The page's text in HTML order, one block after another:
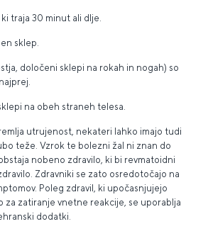
traja 30 minut ali dlje.
sklep.
določeni sklepi na rokah in nogah) so
na obeh straneh telesa.
utrujenost, nekateri lahko imajo tudi
teže. Vzrok te bolezni žal ni znan do
nobeno zdravilo, ki bi revmatoidni
Zdravniki se zato osredotočajo na
Poleg zdravil, ki upočasnjujejo
za zatiranje vnetne reakcije, se uporablja
dodatki.